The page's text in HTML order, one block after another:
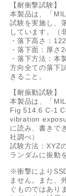
【耐衝撃試験】
本製品は、「
試験を実施し、
しています。（
・落下高さ：
・落下面：厚さ
・落下方法：本
方向全ての落下
きること。
【耐振動試験】
本製品は、「
Fig 514.6 C-1
vibration
に読み、書きで
社調べ）
試験方法：XYZ
ランダムに振動
※衝撃により
ません。また、
ぐものではあり